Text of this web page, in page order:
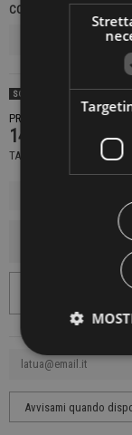
COLORE
SOLD OUT
PRODOTTO NON
140,00 €
TASSE INCLUSE